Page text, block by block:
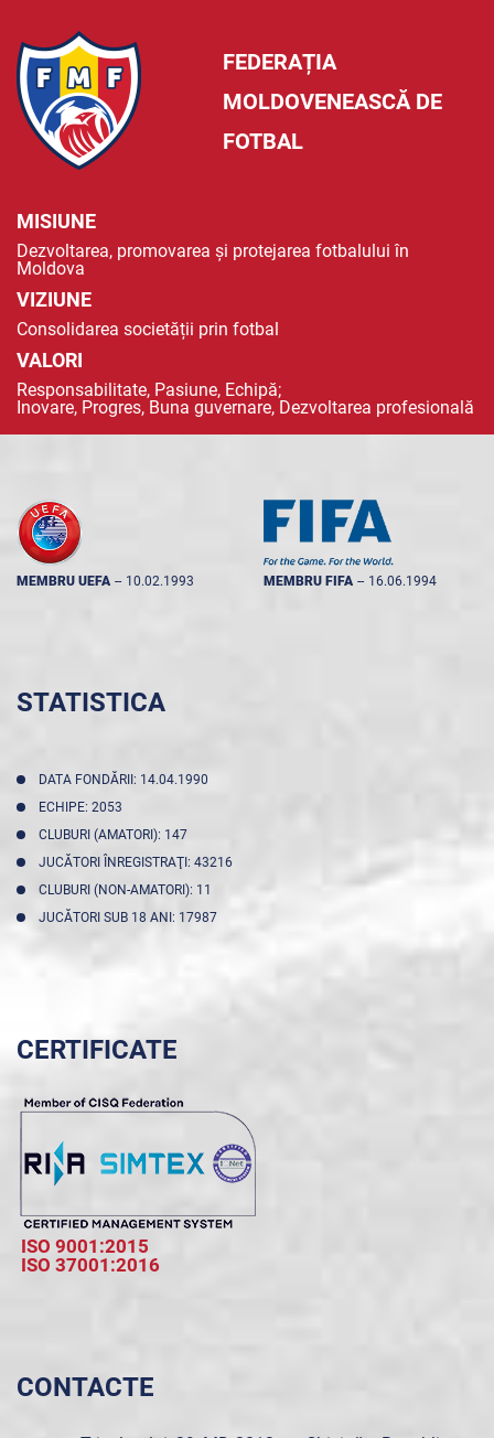
FEDERAȚIA
MOLDOVENEASCĂ DE
FOTBAL
MISIUNE
Dezvoltarea, promovarea și protejarea fotbalului în
Moldova
VIZIUNE
Consolidarea societății prin fotbal
VALORI
Responsabilitate, Pasiune, Echipă;
Inovare, Progres, Buna guvernare, Dezvoltarea profesională
MEMBRU UEFA -- 10.02.1993 MEMBRU FIFA -- 16.06.1994
STATISTICA
DATA FONDĂRII: 14.04.1990
ECHIPE: 2053
CLUBURI (AMATORI): 147
JUCĂTORI ÎNREGISTRAŢI: 43216
CLUBURI (NON-AMATORI): 11
JUCĂTORI SUB 18 ANI: 17987
CERTIFICATE
ISO 9001:2015
ISO 37001:2016
CONTACTE